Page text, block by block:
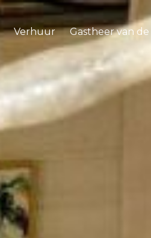
Verhuur Gastheer van